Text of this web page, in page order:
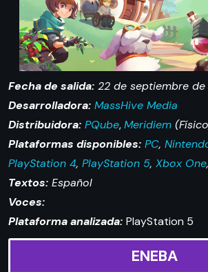
Fecha de salida: 22 de septiembre
Desarrolladora: MassHive Media
Distribuidora: PQube,Meridiem
Plataformas disponibles: PC,
PlayStation 4, PlayStation 5, Xbox One,
Textos: Español
Voces:
Plataforma analizada: PlayStation 5
ENEBA